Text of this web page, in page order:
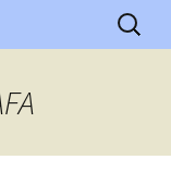
historiques